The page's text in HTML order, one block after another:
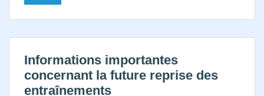
Informations importantes
concernant la future reprise des
entraînements